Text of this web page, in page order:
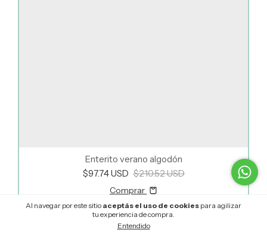
Al navegar por este sitio aceptás el uso de cookies para agilizar
tu experiencia de compra.
Entendido
Enterito verano algodón
$97.74 USD $210.52 USD
Comprar